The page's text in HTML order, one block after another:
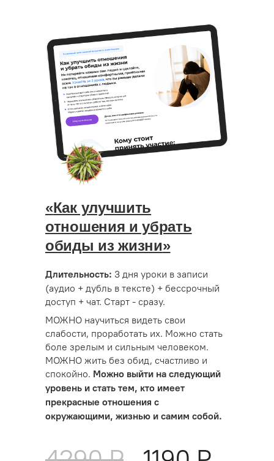
«Как улучшить
отношения и убрать
обиды из жизни»
Длительность: 3 дня уроки в записи
(аудио + дубль в тексте) + бессрочный
доступ + чат. Старт - сразу.
МОЖНО научиться видеть свои
слабости, проработать их. Можно стать
боле зрелым и сильным человеком.
МОЖНО жить без обид, счастливо и
спокойно. Можно выйти на следующий
уровень и стать тем, кто имеет
прекрасные отношения с
окружающими, жизнью и самим собой.